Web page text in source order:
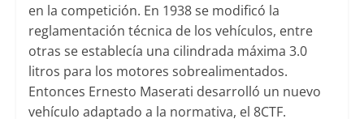
en la competición. En 1938 se modificó la
reglamentación técnica de los vehículos, entre
otras se establecía una cilindrada máxima 3.0
litros para los motores sobrealimentados.
Entonces Ernesto Maserati desarrolló un nuevo
vehículo adaptado a la normativa, el 8CTF.